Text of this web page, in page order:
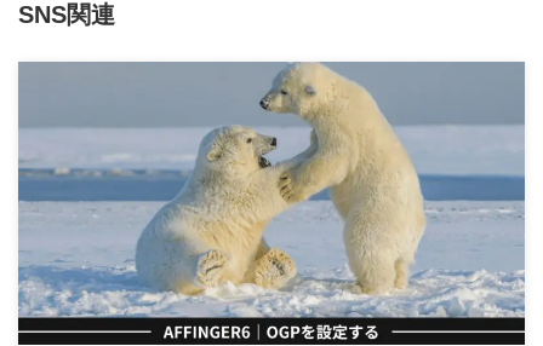
本日 週間
AFFINGER6｜サイトマップ作
成のおすすめプラグイン
30pv
SNS関連